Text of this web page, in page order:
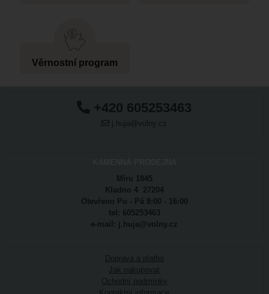
Věrnostní program
+420 605253463
j.huja@volny.cz
Míru 1845
Kladno 4 27204
Otevřeno Po - Pá 8:00 - 16:00
tel: 605253463
e-mail: j.huja@volny.cz
Doprava a platba
Jak nakupovat
Ochodní podmínky